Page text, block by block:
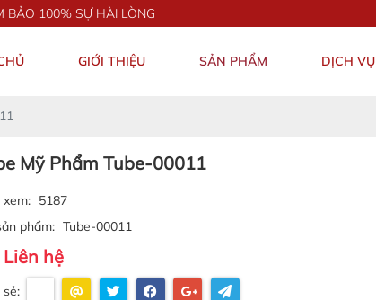
SỰ HÀI LÒNG
GIỚI THIỆU SẢN PHẨM DỊCH VỤ
Mỹ Phẩm Tube-00011
5187
phẩm: Tube-00011
Liên hệ
sẻ: